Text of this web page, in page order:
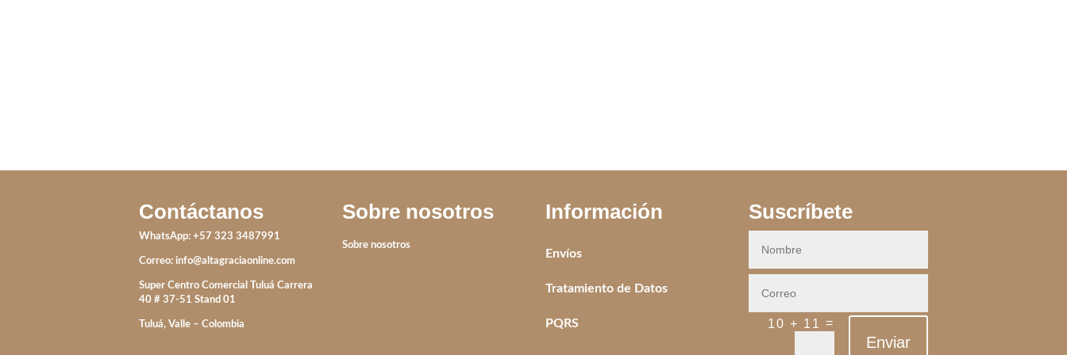
Contáctanos
WhatsApp: +57 323 3487991
Correo: info@altagraciaonline.com
Super Centro Comercial Tuluá Carrera
40 # 37-51 Stand 01
Tuluá, Valle – Colombia
Sobre nosotros
Sobre nosotros
Información
Envíos
Tratamiento de Datos
PQRS
Suscríbete
10 + 11 =
Enviar